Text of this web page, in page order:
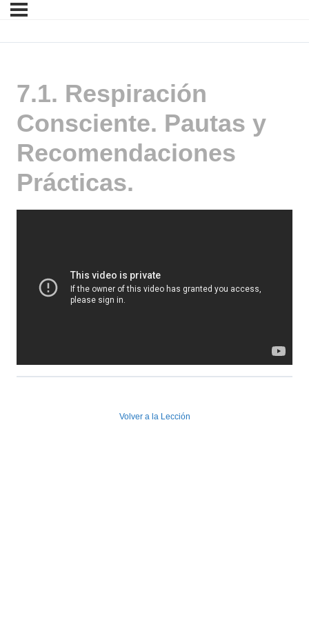
7.1. Respiración
Consciente. Pautas y
Recomendaciones
Prácticas.
Volver a la Lección